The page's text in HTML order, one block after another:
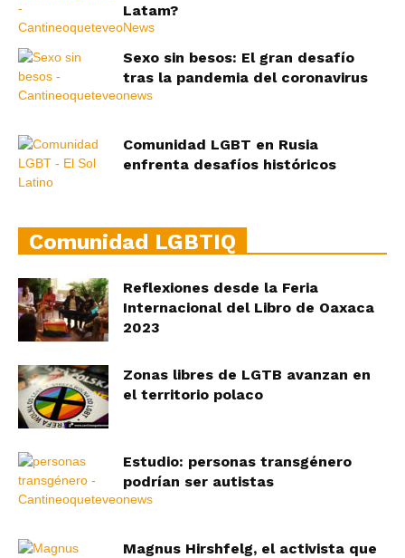
Latam?
Sexo sin besos: El gran desafío
tras la pandemia del coronavirus
Comunidad LGBT en Rusia
enfrenta desafíos históricos
Comunidad LGBTIQ
Reflexiones desde la Feria
Internacional del Libro de Oaxaca
2023
Zonas libres de LGTB avanzan en
el territorio polaco
Estudio: personas transgénero
podrían ser autistas
Magnus Hirshfelg, el activista que